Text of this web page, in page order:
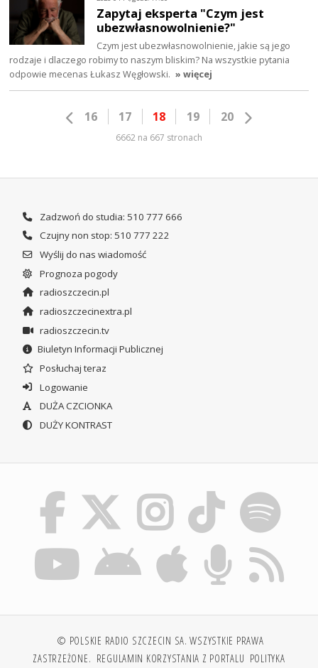
Zapytaj eksperta "Czym jest
ubezwłasnowolnienie?"
Czym jest ubezwłasnowolnienie, jakie są jego
rodzaje i dlaczego robimy to naszym bliskim? Na wszystkie pytania
odpowie mecenas Łukasz Węgłowski. » więcej
16 17 18 19 20
6662 na 667 stronach
Zadzwoń do studia: 510 777 666
Czujny non stop: 510 777 222
Wyślij do nas wiadomość
Prognoza pogody
radioszczecin.pl
radioszczecinextra.pl
radioszczecin.tv
Biuletyn Informacji Publicznej
Posłuchaj teraz
Logowanie
DUŻA CZCIONKA
DUŻY KONTRAST
© POLSKIE RADIO SZCZECIN SA. WSZYSTKIE PRAWA
ZASTRZEŻONE. REGULAMIN KORZYSTANIA Z PORTALU POLITYKA